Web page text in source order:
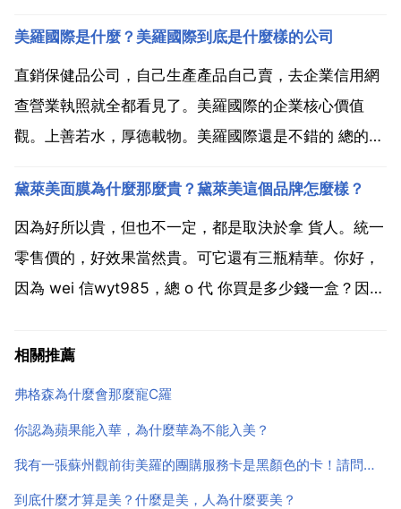
道稱，美羅國際還未拿到直銷牌照的時候，一直 潛伏
經營，搞的直銷活動處處觸及法律底線，其在佛山市...
美羅國際是什麼？美羅國際到底是什麼樣的公司
直銷保健品公司，自己生產產品自己賣，去企業信用網
查營業執照就全都看見了。美羅國際的企業核心價值
觀。上善若水，厚德載物。美羅國際還是不錯的 總的來
下！美羅國際以科學發展觀為指導，把責任視為企業發
展的本質，把責任演變為企業快速成長的動力和源泉。
我是朋友介紹給...
黛萊美面膜為什麼那麼貴？黛萊美這個品牌怎麼樣？
因為好所以貴，但也不一定，都是取決於拿 貨人。統一
零售價的，好效果當然貴。可它還有三瓶精華。你好，
因為 wei 信wyt985，總 o 代 你買是多少錢一盒？因為
品很好用，黛萊美品牌系列產品有黛萊美多重修護 黛萊
相關推薦
弗格森為什麼會那麼寵C羅
你認為蘋果能入華，為什麼華為不能入美？
我有一張蘇州觀前街美羅的團購服務卡是黑顏色的卡！請問面值多
到底什麼才算是美？什麼是美，人為什麼要美？